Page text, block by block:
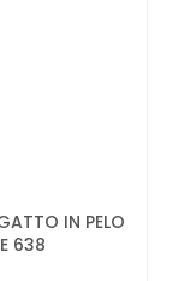
IN PELO
638